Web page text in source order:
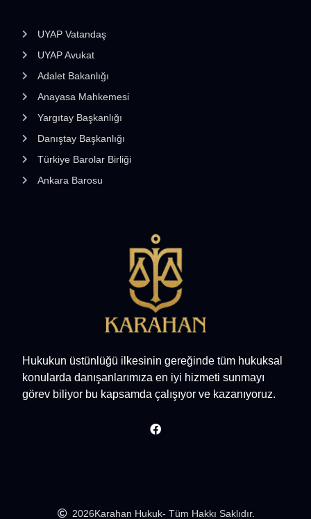
Hukukun üstünlüğü ilkesinin gereğinde tüm hukuksal
konularda danışanlarımıza en iyi hizmeti sunmayı
görev biliyor bu kapsamda çalışıyor ve kazanıyoruz.
UYAP Vatandaş
UYAP Avukat
Adalet Bakanlığı
Anayasa Mahkemesi
Yargıtay Başkanlığı
Danıştay Başkanlığı
Türkiye Barolar Birliği
Ankara Barosu
2026Karahan Hukuk- Tüm Hakkı Saklıdır.